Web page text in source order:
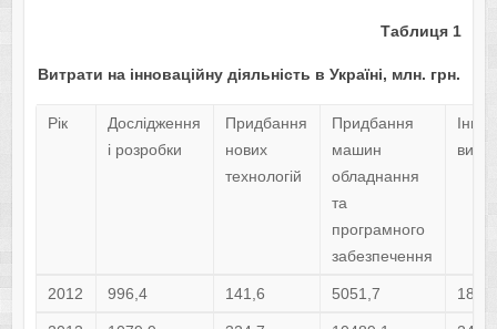
Таблиця1
Витрати на інноваційну діяльність в Україні, млн. грн.
Рік
Дослідження
і розробки
Придбання
нових
технологій
Придбання
машин
обладнання
та
програмного
забезпечення
Інші
2012 996,4 141,6 5051,7